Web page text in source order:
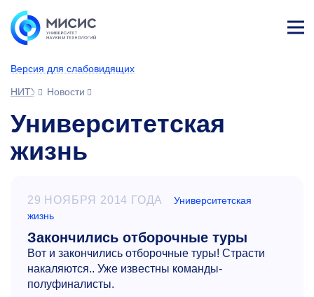
Версия для слабовидящих
НИТУ МИСИС
Новости
Университетская
жизнь
29 НОЯБРЯ 2014 ГОДА
Университетская
жизнь
Закончились отборочные туры
Вот и закончились отборочные туры! Страсти
накаляются.. Уже известны команды-
полуфиналисты.